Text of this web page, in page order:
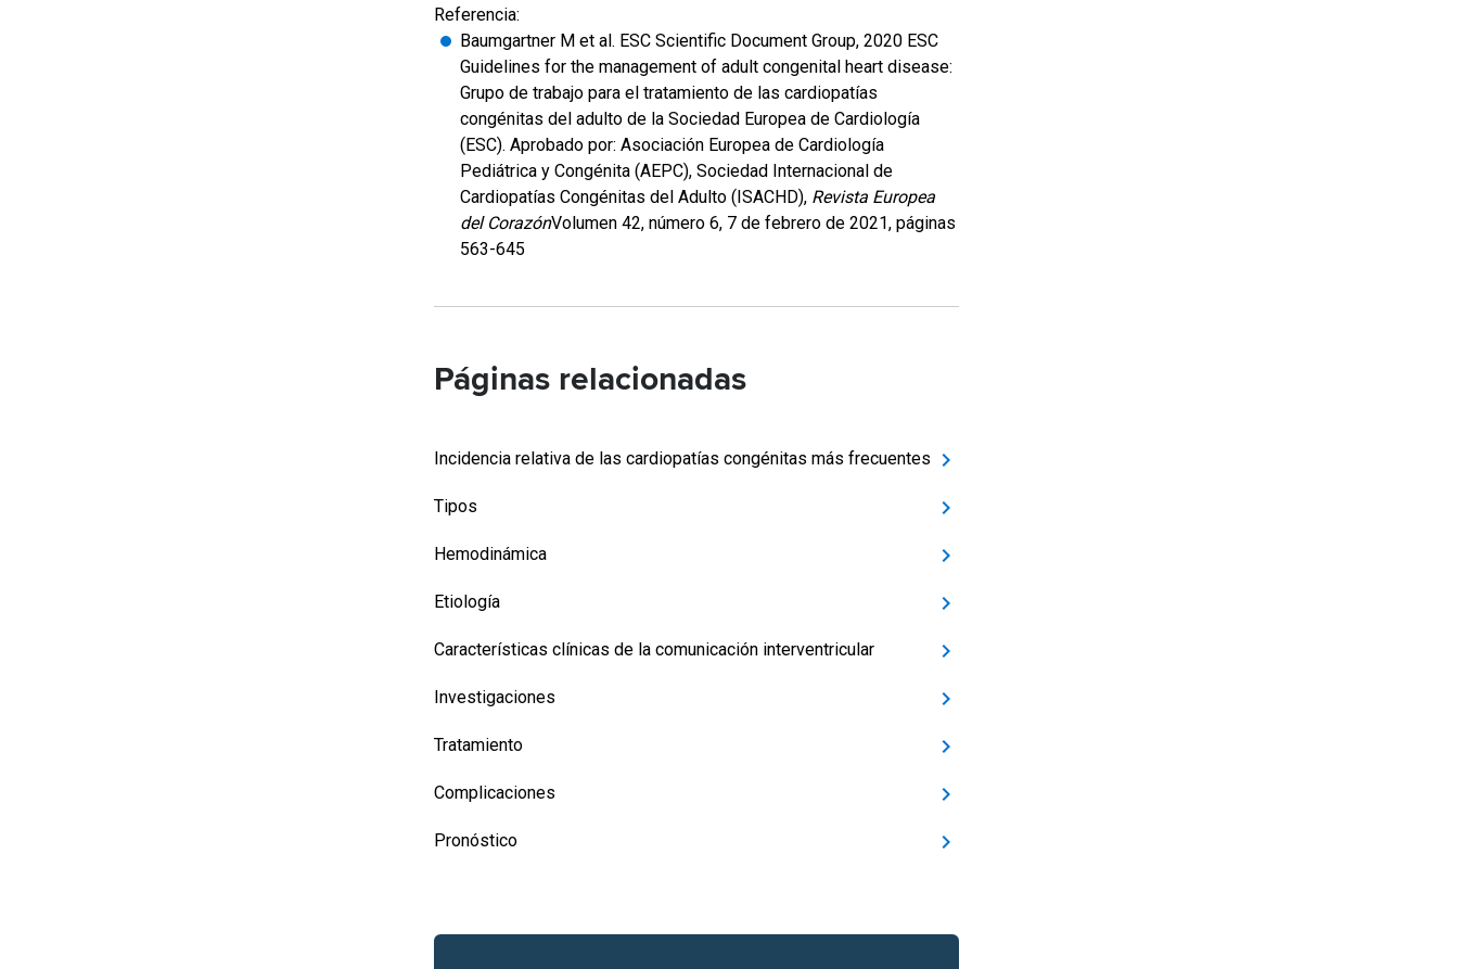
Referencia:
Baumgartner M et al. ESC Scientific Document Group, 2020 ESC
Guidelines for the management of adult congenital heart disease:
Grupo de trabajo para el tratamiento de las cardiopatías
congénitas del adulto de la Sociedad Europea de Cardiología
(ESC). Aprobado por: Asociación Europea de Cardiología
Pediátrica y Congénita (AEPC), Sociedad Internacional de
Cardiopatías Congénitas del Adulto (ISACHD), Revista Europea
del CorazónVolumen 42, número 6, 7 de febrero de 2021, páginas
563-645
Páginas relacionadas
Incidencia relativa de las cardiopatías congénitas más frecuentes
Tipos
Hemodinámica
Etiología
Características clínicas de la comunicación interventricular
Investigaciones
Tratamiento
Complicaciones
Pronóstico